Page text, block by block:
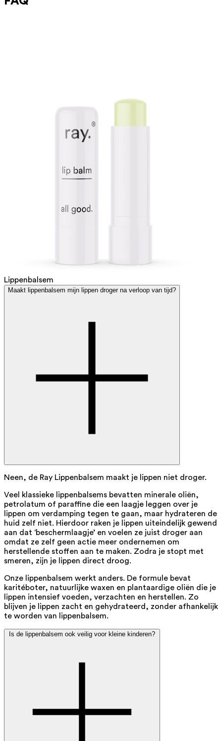
Lippenbalsem
Maakt lippenbalsem mijn lippen droger na verloop van tijd?
Neen, de Ray Lippenbalsem maakt je lippen niet droger.
Veel klassieke lippenbalsems bevatten minerale oliën,
petrolatum of paraffine die een laagje leggen over je
lippen om verdamping tegen te gaan, maar hydrateren de
huid zelf niet. Hierdoor raken je lippen uiteindelijk gewend
aan dat ‘beschermlaagje’ en voelen ze juist droger aan
omdat ze zelf geen actie meer ondernemen om
herstellende stoffen aan te maken. Zodra je stopt met
smeren, zijn je lippen direct droog.
Onze lippenbalsem werkt anders. De formule bevat
karitéboter, natuurlijke waxen en plantaardige oliën die je
lippen intensief voeden, verzachten en herstellen. Zo
blijven je lippen zacht en gehydrateerd, zonder afhankelijk
te worden van lippenbalsem.